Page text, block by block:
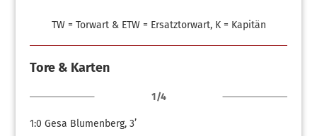
TW = Torwart & ETW = Ersatztorwart, K = Kapitän
Tore & Karten
1/4
1:0 Gesa Blumenberg, 3’